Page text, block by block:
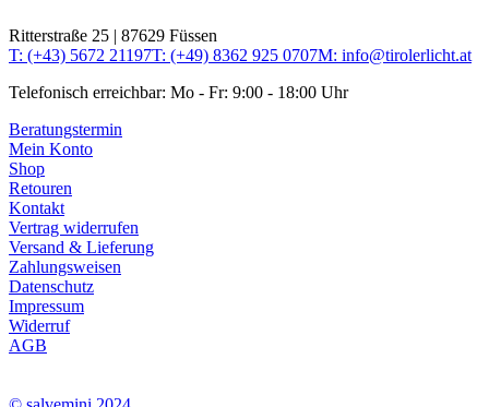
Ritterstraße 25 | 87629 Füssen
T: (+43) 5672 21197T: (+49) 8362 925 0707M: info@tirolerlicht.at
Telefonisch erreichbar: Mo - Fr: 9:00 - 18:00 Uhr
Beratungstermin
Mein Konto
Shop
Retouren
Kontakt
Vertrag widerrufen
Versand & Lieferung
Zahlungsweisen
Datenschutz
Impressum
Widerruf
AGB